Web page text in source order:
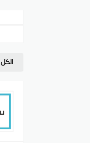
الكل